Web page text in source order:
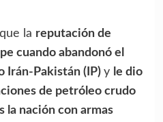
la reputación de
cuando abandonó el
Irán-Pakistán (IP) y le dio
de petróleo crudo
la nación con armas